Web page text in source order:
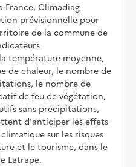
France, Climadiag
prévisionnelle pour
de la commune de
température moyenne,
de chaleur, le nombre de
le nombre de
de feu de végétation,
sans précipitations,
d'anticiper les effets
sur les risques
et le tourisme, dans le
Latrape.